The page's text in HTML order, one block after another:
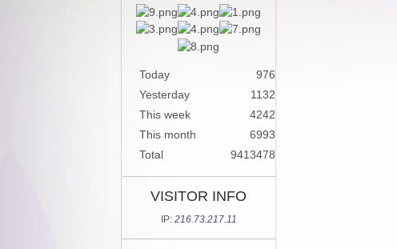
Today
976
Yesterday
1132
This week
4242
This month
6993
Total
9413478
VISITOR INFO
IP: 216.73.217.11